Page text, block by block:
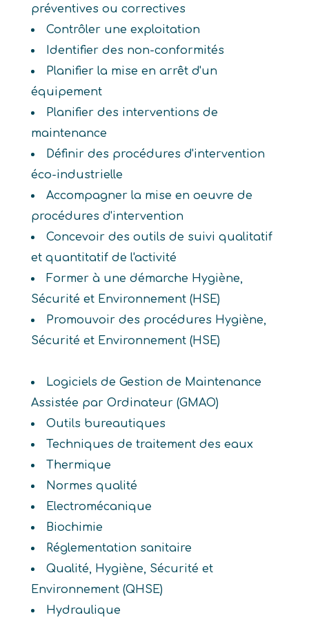
préventives ou correctives
Contrôler une exploitation
Identifier des non-conformités
Planifier la mise en arrêt d'un
équipement
Planifier des interventions de
maintenance
Définir des procédures d'intervention
éco-industrielle
Accompagner la mise en oeuvre de
procédures d'intervention
Concevoir des outils de suivi qualitatif
et quantitatif de l'activité
Former à une démarche Hygiène,
Sécurité et Environnement (HSE)
Promouvoir des procédures Hygiène,
Sécurité et Environnement (HSE)
Logiciels de Gestion de Maintenance
Assistée par Ordinateur (GMAO)
Outils bureautiques
Techniques de traitement des eaux
Thermique
Normes qualité
Electromécanique
Biochimie
Réglementation sanitaire
Qualité, Hygiène, Sécurité et
Environnement (QHSE)
Hydraulique